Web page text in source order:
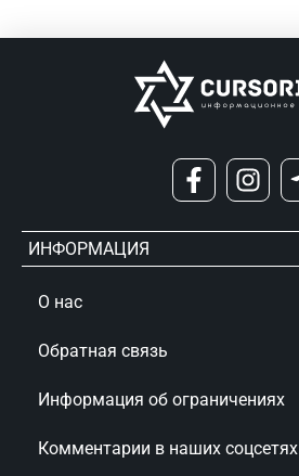
ИНФОРМАЦИЯ
О нас
Обратная связь
Информация об ограничениях
Комментарии в наших соцсетях